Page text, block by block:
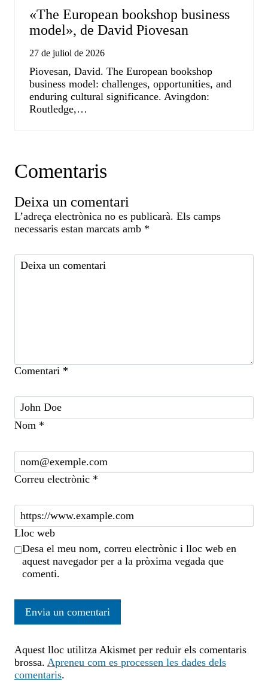
«The European bookshop business
model», de David Piovesan
27 de juliol de 2026
Piovesan, David. The European bookshop
business model: challenges, opportunities, and
enduring cultural significance. Avingdon:
Routledge,…
Comentaris
Deixa un comentari
L’adreça electrònica no es publicarà. Els camps
necessaris estan marcats amb *
Comentari *
Nom *
Correu electrònic *
Lloc web
Desa el meu nom, correu electrònic i lloc web en
aquest navegador per a la pròxima vegada que
comenti.
Aquest lloc utilitza Akismet per reduir els comentaris
brossa. Apreneu com es processen les dades dels
comentaris.